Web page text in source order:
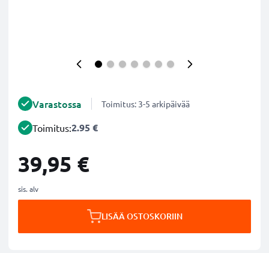
Varastossa Toimitus: 3-5 arkipäivää
Toimitus:2.95 €
39,95 €
sis. alv
LISÄÄ OSTOSKORIIN